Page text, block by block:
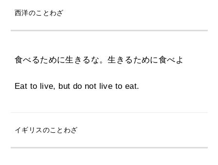
西洋のことわざ
食べるために生きるな。生きるために食べよ
Eat to live, but do not live to eat.
イギリスのことわざ